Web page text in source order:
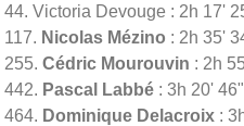
44. Victoria Devouge : 2h 17'
117. Nicolas Mézino : 2h 35'
255. Cédric Mourouvin : 2h
442. Pascal Labbé : 3h 20' 46"
464. Dominique Delacroix :